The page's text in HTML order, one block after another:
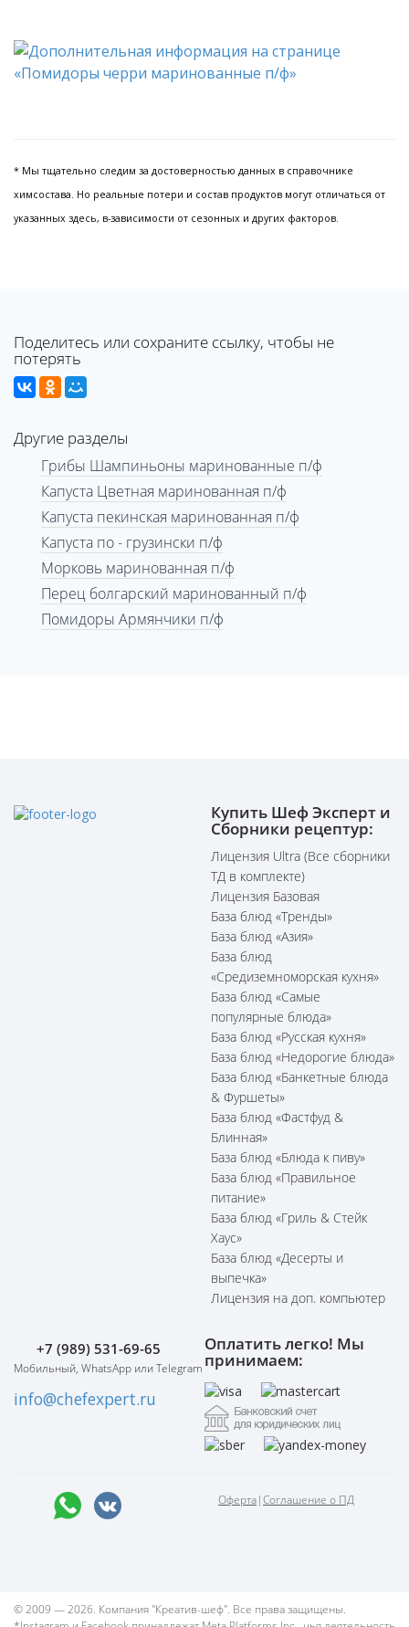
* Мы тщательно следим за достоверностью данных в справочнике
химсостава. Но реальные потери и состав продуктов могут отличаться от
указанных здесь, в-зависимости от сезонных и других факторов.
Поделитесь или сохраните ссылку, чтобы не
потерять
Другие разделы
Грибы Шампиньоны маринованные п/ф
Капуста Цветная маринованная п/ф
Капуста пекинская маринованная п/ф
Капуста по - грузински п/ф
Морковь маринованная п/ф
Перец болгарский маринованный п/ф
Помидоры Армянчики п/ф
Купить Шеф Эксперт и
Сборники рецептур:
Лицензия Ultra (Все сборники
ТД в комплекте)
Лицензия Базовая
База блюд «Тренды»
База блюд «Азия»
База блюд
«Средиземноморская кухня»
База блюд «Самые
популярные блюда»
База блюд «Русская кухня»
База блюд «Недорогие блюда»
База блюд «Банкетные блюда
& Фуршеты»
База блюд «Фастфуд &
Блинная»
База блюд «Блюда к пиву»
База блюд «Правильное
питание»
База блюд «Гриль & Стейк
Хаус»
База блюд «Десерты и
выпечка»
Лицензия на доп. компьютер
+7 (989) 531-69-65
Мобильный, WhatsApp или Telegram
info@chefexpert.ru
Оплатить легко! Мы
принимаем:
Оферта|Соглашение о ПД
© 2009 — 2026. Компания "Креатив-шеф". Все права защищены.